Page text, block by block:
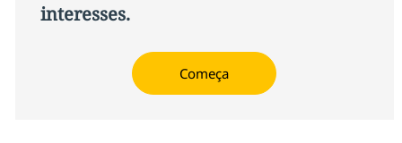
interesses.
Começa